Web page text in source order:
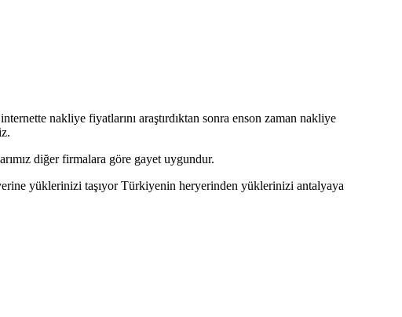
nakliye fiyatlarını araştırdıktan sonra enson zaman nakliye
diğer firmalara göre gayet uygundur.
yüklerinizi taşıyor Türkiyenin heryerinden yüklerinizi antalyaya